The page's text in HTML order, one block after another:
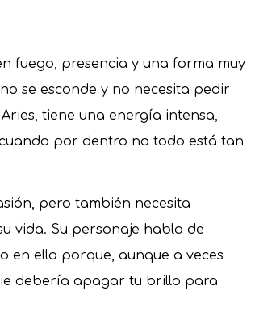
fuego, presencia y una forma muy
se esconde y no necesita pedir
tiene una energía intensa,
por dentro no todo está tan
pero también necesita
vida. Su personaje habla de
en ella porque, aunque a veces
debería apagar tu brillo para